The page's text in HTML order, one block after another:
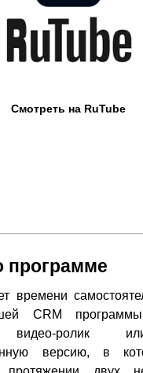
Смотреть на RuTube
времени
CRM
видео-ролик
версию, в